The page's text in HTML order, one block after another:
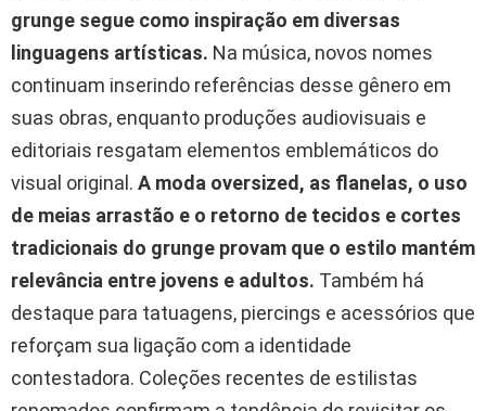
grunge segue como inspiração em diversas
linguagens artísticas. Na música, novos nomes
continuam inserindo referências desse gênero em
suas obras, enquanto produções audiovisuais e
editoriais resgatam elementos emblemáticos do
visual original. A moda oversized, as flanelas, o uso
de meias arrastão e o retorno de tecidos e cortes
tradicionais do grunge provam que o estilo mantém
relevância entre jovens e adultos. Também há
destaque para tatuagens, piercings e acessórios que
reforçam sua ligação com a identidade
contestadora. Coleções recentes de estilistas